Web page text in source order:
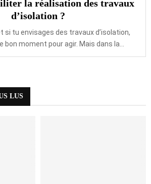
la réalisation des travaux
d’isolation ?
si tu envisages des travaux d’isolation,
bon moment pour agir. Mais dans la...
LUS